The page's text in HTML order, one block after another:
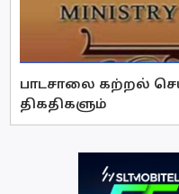
பாடசாலை கற்றல்
திகதிகளும்